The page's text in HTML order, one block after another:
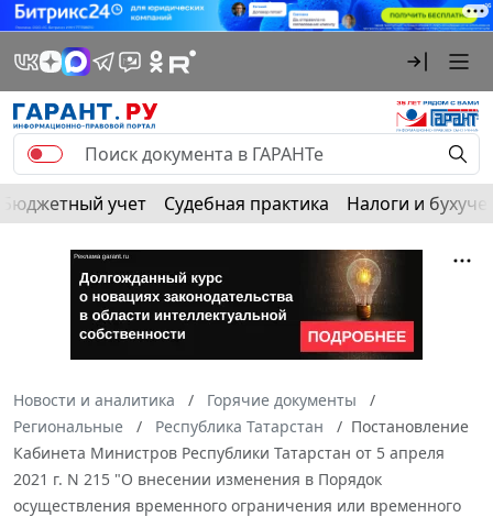
Бюджетный учет Судебная практика Налоги и
Новости и аналитика
Горячие документы
Региональные
Республика Татарстан
Постановление
Кабинета Министров Республики Татарстан от 5 апреля
2021 г. N 215 "О внесении изменения в Порядок
осуществления временного ограничения или временного